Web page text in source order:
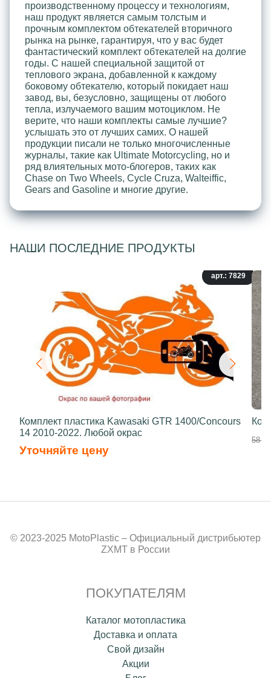
производственному процессу и технологиям,
наш продукт является самым толстым и
прочным комплектом обтекателей вторичного
рынка на рынке, гарантируя, что у вас будет
фантастический комплект обтекателей на долгие
годы. С нашей специальной защитой от
теплового экрана, добавленной к каждому
боковому обтекателю, который покидает наш
завод, вы, безусловно, защищены от любого
тепла, излучаемого вашим мотоциклом. Не
верите, что наши комплекты самые лучшие?
услышать это от лучших самих. О нашей
продукции писали не только многочисленные
журналы, такие как Ultimate Motorcycling, но и
ряд влиятельных мото-блогеров, таких как
Chase on Two Wheels, Cycle Cruza, Walteiffic,
Gears and Gasoline и многие другие.
НАШИ ПОСЛЕДНИЕ ПРОДУКТЫ
арт.: 7829
Комплект пластика Kawasaki GTR 1400/Concours
14 2010-2022. Любой окрас
Уточняйте цену
58
© 2023-2025 MotoPlastic – Официальный дистрибьютер
ZXMT в России
ПОКУПАТЕЛЯМ
Каталог мотопластика
Доставка и оплата
Свой дизайн
Акции